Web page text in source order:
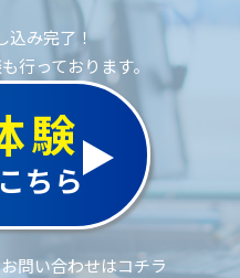
込み完了！
行っております。
験
ちら
問い合わせはコチラ